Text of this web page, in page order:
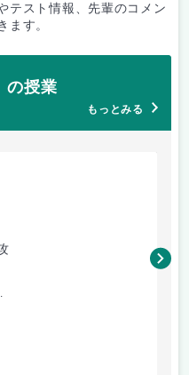
テスト情報、先輩のコメン
ます。
の授業
もっとみる
藤